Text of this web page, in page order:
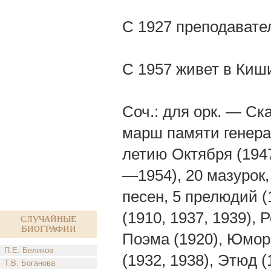
Случайные
биографии
П.Е. Беликов
Т.В. Боганова
С 1927
С 1957 живет в
Соч.: для орк. —
марш памяти
летию Октября
—1954), 20 мазурок,
песен, 5 прелюдий
(1910, 1937, 1939),
Поэма (1920),
(1932, 1938), Этюд